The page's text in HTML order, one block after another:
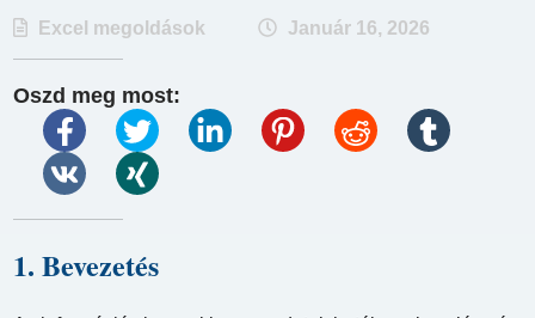
Excel megoldások Január 16, 2026
Oszd meg most:
1. Bevezetés